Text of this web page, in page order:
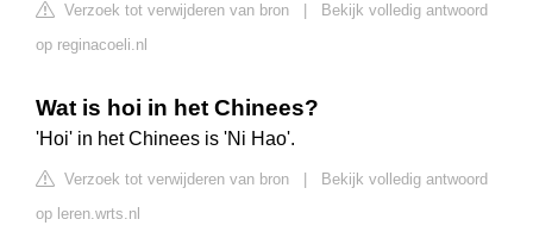
Verzoek tot verwijderen van bron
Bekijk volledig antwoord
op reginacoeli.nl
Wat is hoi in het Chinees?
'Hoi' in het Chinees is 'Ni Hao'.
Verzoek tot verwijderen van bron
Bekijk volledig antwoord
op leren.wrts.nl